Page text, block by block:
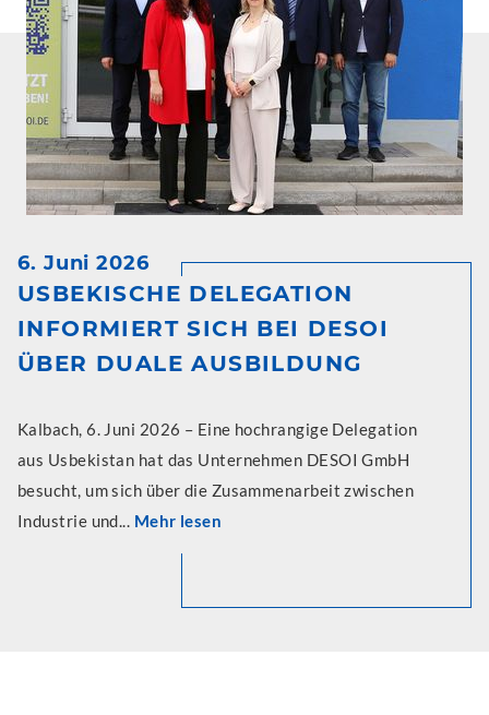
6. Juni 2026
USBEKISCHE DELEGATION
INFORMIERT SICH BEI DESOI
ÜBER DUALE AUSBILDUNG
Kalbach, 6. Juni 2026 – Eine hochrangige Delegation
aus Usbekistan hat das Unternehmen DESOI GmbH
besucht, um sich über die Zusammenarbeit zwischen
Industrie und... Mehr lesen